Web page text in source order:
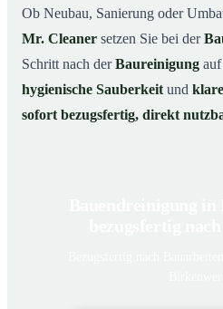
Ob Neubau, Sanierung oder
Mr. Cleaner setzen Sie bei der
Schritt nach derBaureinigung auf
hygienische Sauberkeit und
sofort bezugsfertig, direkt